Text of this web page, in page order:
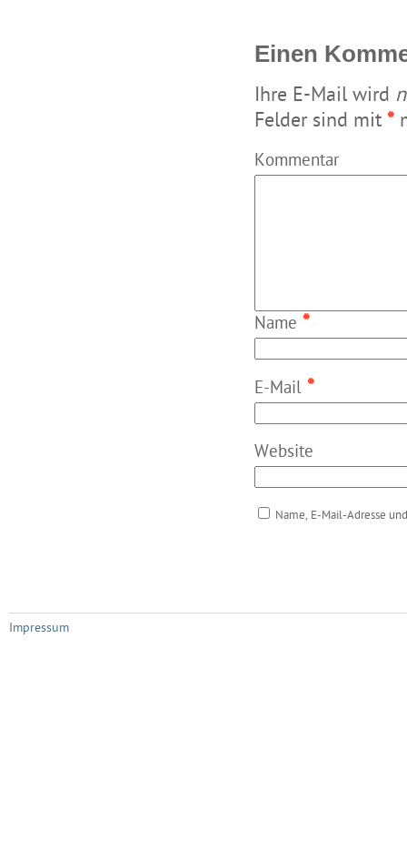
Einen
Ihre E-Mail wird
Felder sind mit *
Kommentar
Name *
E-Mail *
Website
Name, E-Mail-Adresse
Impressum